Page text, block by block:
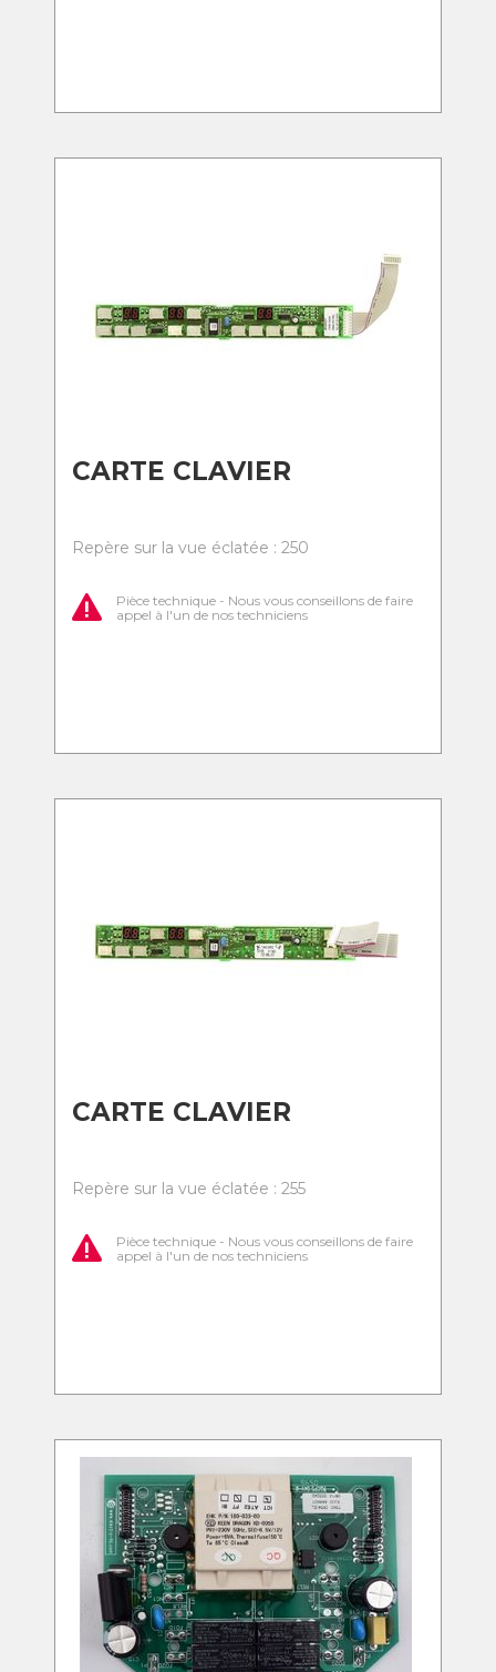
CARTE CLAVIER
Repère sur la vue éclatée : 250
Pièce technique - Nous vous conseillons de faire
appel à l'un de nos techniciens
CARTE CLAVIER
Repère sur la vue éclatée : 255
Pièce technique - Nous vous conseillons de faire
appel à l'un de nos techniciens